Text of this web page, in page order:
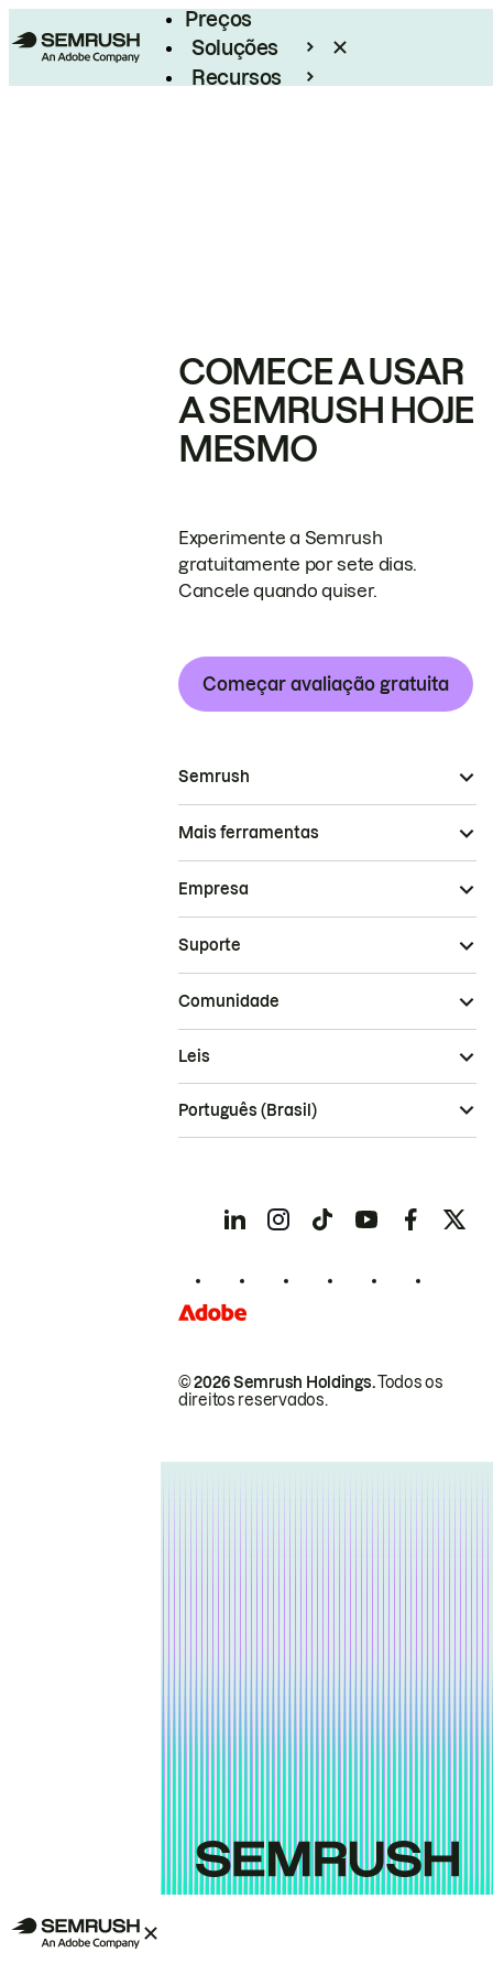
Preços
Soluções
Recursos
COMECE A USAR
A SEMRUSH HOJE
MESMO
Experimente a Semrush
gratuitamente por sete dias.
Cancele quando quiser.
Começar avaliação gratuita
Semrush
Mais ferramentas
Empresa
Suporte
Comunidade
© 2026 Semrush Holdings.Todos os
direitos reservados.
Leis
Português (Brasil)